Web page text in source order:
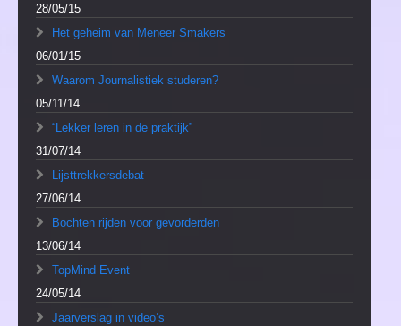
28/05/15
Het geheim van Meneer Smakers
06/01/15
Waarom Journalistiek studeren?
05/11/14
“Lekker leren in de praktijk”
31/07/14
Lijsttrekkersdebat
27/06/14
Bochten rijden voor gevorderden
13/06/14
TopMind Event
24/05/14
Jaarverslag in video’s